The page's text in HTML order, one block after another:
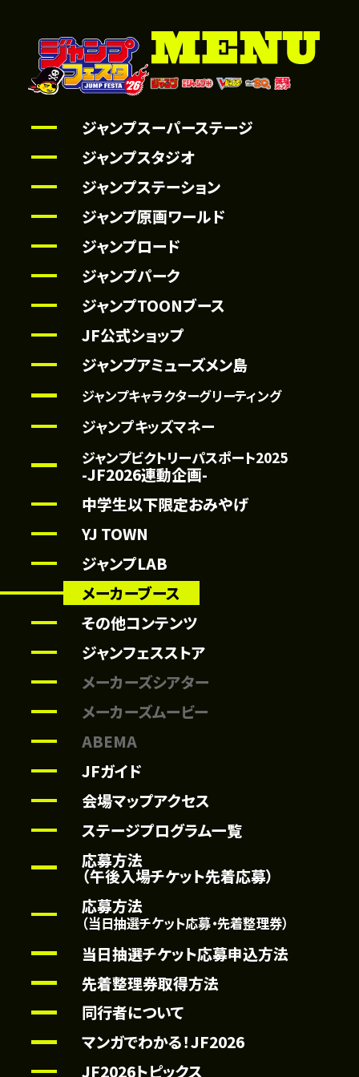
ジャンプスーパーステージ
ジャンプスタジオ
ジャンプステーション
ジャンプ原画ワールド
ジャンプロード
ジャンプパーク
ジャンプTOONブース
JF公式ショップ
ジャンプアミューズメン島
ジャンプキャラクターグリーティング
ジャンプキッズマネー
ジャンプビクトリーパスポート2025
-JF2026連動企画-
中学生以下限定おみやげ
YJ TOWN
ジャンプLAB
メーカーブース
その他コンテンツ
ジャンフェスストア
メーカーズシアター
メーカーズムービー
ABEMA
JFガイド
会場マップアクセス
ステージプログラム一覧
応募方法
（午後入場チケット先着応募）
応募方法
（当日抽選チケット応募・先着整理券）
当日抽選チケット応募申込方法
先着整理券取得方法
同行者について
マンガでわかる！JF2026
JF2026トピックス